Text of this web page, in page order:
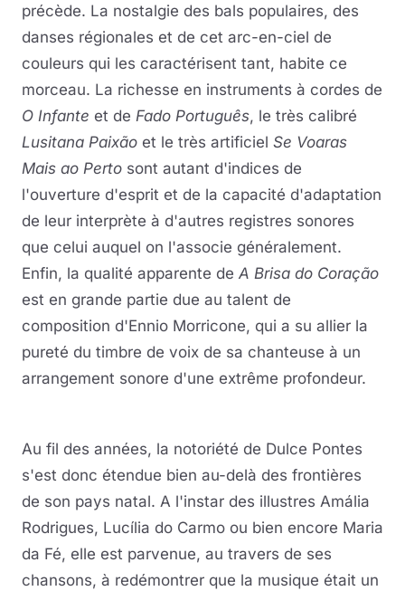
précède. La nostalgie des bals populaires, des
danses régionales et de cet arc-en-ciel de
couleurs qui les caractérisent tant, habite ce
morceau. La richesse en instruments à cordes de
O Infante et de Fado Português, le très calibré
Lusitana Paixão et le très artificiel Se Voaras
Mais ao Perto sont autant d'indices de
l'ouverture d'esprit et de la capacité d'adaptation
de leur interprète à d'autres registres sonores
que celui auquel on l'associe généralement.
Enfin, la qualité apparente de A Brisa do Coração
est en grande partie due au talent de
composition d'Ennio Morricone, qui a su allier la
pureté du timbre de voix de sa chanteuse à un
arrangement sonore d'une extrême profondeur.
Au fil des années, la notoriété de Dulce Pontes
s'est donc étendue bien au-delà des frontières
de son pays natal. A l'instar des illustres Amália
Rodrigues, Lucília do Carmo ou bien encore Maria
da Fé, elle est parvenue, au travers de ses
chansons, à redémontrer que la musique était un